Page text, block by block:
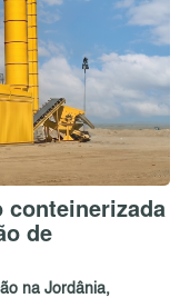
de
na Jordânia,